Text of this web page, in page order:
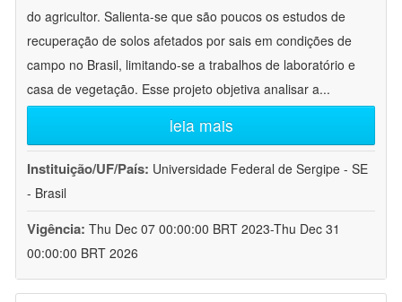
do agricultor. Salienta-se que são poucos os estudos de
recuperação de solos afetados por sais em condições de
campo no Brasil, limitando-se a trabalhos de laboratório e
casa de vegetação. Esse projeto objetiva analisar a...
leia mais
Instituição/UF/País: Universidade Federal de Sergipe - SE
- Brasil
Vigência: Thu Dec 07 00:00:00 BRT 2023-Thu Dec 31
00:00:00 BRT 2026